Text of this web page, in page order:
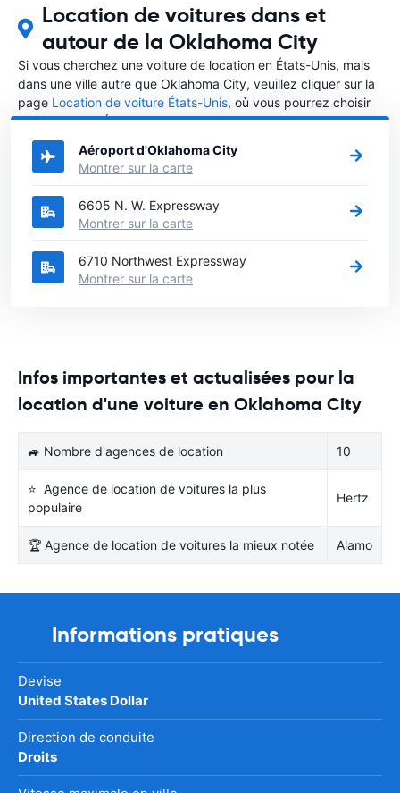
Location de voitures dans et
autour de la Oklahoma City
Si vous cherchez une voiture de location en États-Unis, mais
dans une ville autre que Oklahoma City, veuillez cliquer sur la
page Location de voiture États-Unis, où vous pourrez choisir
la ville dans le États-Unis où vous souhaitez louer une voiture.
Aéroport d'Oklahoma City
Montrer sur la carte
6605 N. W. Expressway
Montrer sur la carte
6710 Northwest Expressway
Montrer sur la carte
Infos importantes et actualisées pour la
location d'une voiture en Oklahoma City
🚙 Nombre d'agences de location 10
⭐ Agence de location de voitures la plus
populaire
Hertz
🏆 Agence de location de voitures la mieux notée Alamo
Informations pratiques
Devise
United States Dollar
Direction de conduite
Droits